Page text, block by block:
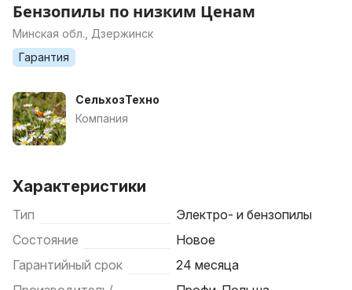
Бензопилы по низким Ценам
Минская обл., Дзержинск
Гарантия
СельхозТехно
Компания
Характеристики
Тип
Электро- и бензопилы
Состояние
Новое
Гарантийный срок
24 месяца